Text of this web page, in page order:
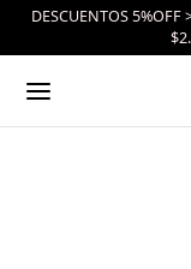
DESCUENTOS